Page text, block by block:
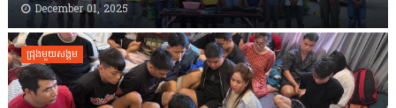
December 01, 2025
ជ្រុងមួយសង្គម